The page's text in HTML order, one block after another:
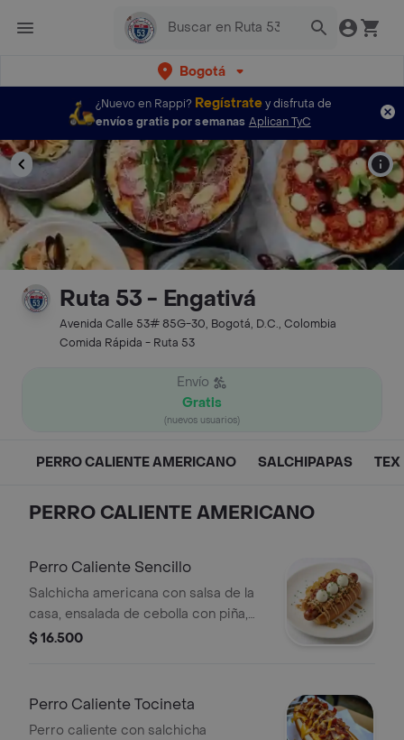
Bogotá
¿Nuevo en Rappi? Regístratey disfruta de
envíos gratis por semanas Aplican TyC
Ruta 53 - Engativá
Avenida Calle 53# 85G-30, Bogotá, D.C., Colombia
Comida Rápida - Ruta 53
Envío
Gratis
(nuevos usuarios)
PERRO CALIENTE AMERICANO SALCHIPAPAS TEX
PERRO CALIENTE AMERICANO
Perro Caliente Sencillo
Salchicha americana con salsa de la
casa, ensalada de cebolla con piña,
papita chip y queso.
$ 16.500
Perro Caliente Tocineta
Perro caliente con salchicha